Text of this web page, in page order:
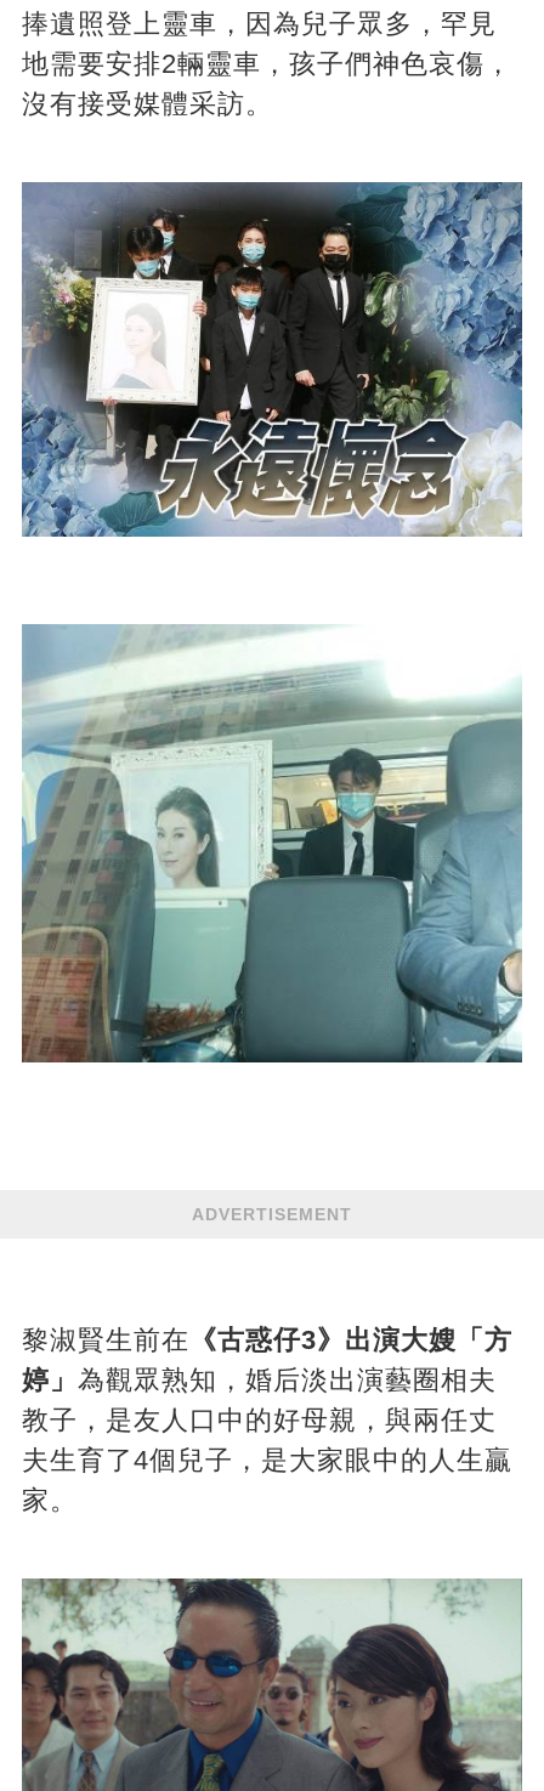
捧遺照登上靈車，因為兒子眾多，罕見
地需要安排2輛靈車，孩子們神色哀傷，
沒有接受媒體采訪。
ADVERTISEMENT
黎淑賢生前在 《古惑仔3》出演大嫂「方
婷」 為觀眾熟知，婚后淡出演藝圈相夫
教子，是友人口中的好母親，與兩任丈
夫生育了4個兒子，是大家眼中的人生贏
家。